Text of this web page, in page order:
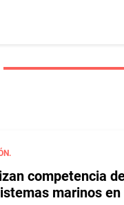
competencia
marinos en